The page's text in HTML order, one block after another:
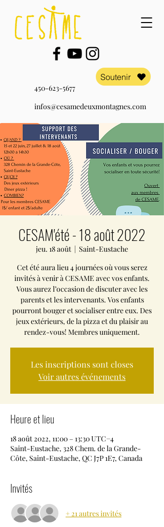
Soutenir
450-623-5677
infos@cesamedeuxmontagnes.com
CESAM'été - 18 août 2022
jeu. 18 août
  |
Saint-Eustache
Cet été aura lieu 4 journées où vous serez
invités à venir à CESAME avec vos enfants.
Vous aurez l’occasion de discuter avec les
parents et les intervenants. Vos enfants
pourront bouger et socialiser entre eux. Des
jeux extérieurs, de la pizza et du plaisir au
rendez-vous! Membres uniquement.
Les inscriptions sont closes
Voir autres événements
Heure et lieu
18 août 2022, 11:00 – 13:30 UTC−4
Saint-Eustache, 328 Chem. de la Grande-
Côte, Saint-Eustache, QC J7P 1E7, Canada
Invités
+ 21 autres invités